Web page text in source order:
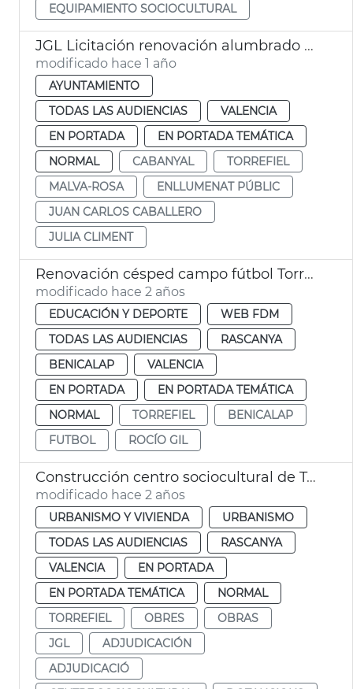
EQUIPAMIENTO SOCIOCULTURAL
JGL Licitación renovación alumbrado público
modificado hace 1 año
AYUNTAMIENTO
TODAS LAS AUDIENCIAS
VALENCIA
EN PORTADA
EN PORTADA TEMÁTICA
NORMAL
CABANYAL
TORREFIEL
MALVA-ROSA
ENLLUMENAT PÚBLIC
JUAN CARLOS CABALLERO
JULIA CLIMENT
Renovación césped campo fútbol Torrefiel
modificado hace 2 años
EDUCACIÓN Y DEPORTE
WEB FDM
TODAS LAS AUDIENCIAS
RASCANYA
BENICALAP
VALENCIA
EN PORTADA
EN PORTADA TEMÁTICA
NORMAL
TORREFIEL
BENICALAP
FUTBOL
ROCÍO GIL
Construcción centro sociocultural de Torrefiel
modificado hace 2 años
URBANISMO Y VIVIENDA
URBANISMO
TODAS LAS AUDIENCIAS
RASCANYA
VALENCIA
EN PORTADA
EN PORTADA TEMÁTICA
NORMAL
TORREFIEL
OBRES
OBRAS
JGL
ADJUDICACIÓN
ADJUDICACIÓ